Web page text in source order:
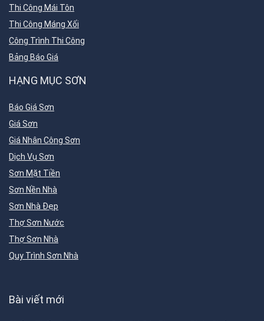
Thi Công Mái Tôn
Thi Công Máng Xối
Công Trình Thi Công
Bảng Báo Giá
HẠNG MỤC SƠN
Báo Giá Sơn
Giá Sơn
Giá Nhân Công Sơn
Dịch Vụ Sơn
Sơn Mặt Tiền
Sơn Nền Nhà
Sơn Nhà Đẹp
Thợ Sơn Nước
Thợ Sơn Nhà
Quy Trình Sơn Nhà
Bài viết mới